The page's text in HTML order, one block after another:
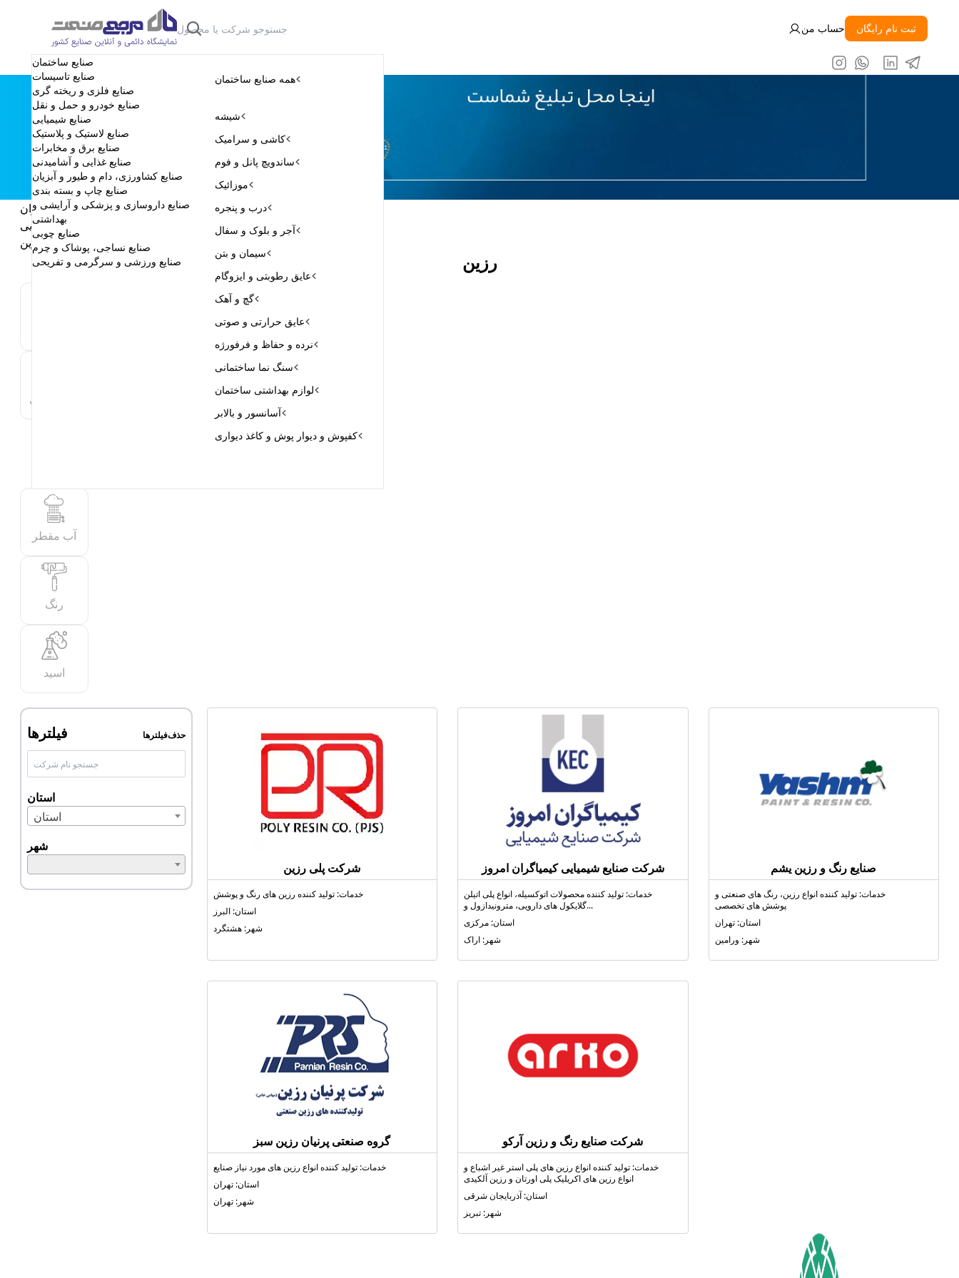
حساب من ثبت نام رایگان
دسته‌بندی
صنایع ساختمان
صنایع تاسیسات
صنایع فلزی و ریخته گری
صنایع خودرو و حمل و نقل
صنایع شیمیایی
صنایع لاستیک و پلاستیک
صنایع برق و مخابرات
صنایع غذایی و آشامیدنی
صنایع کشاورزی، دام و طیور و آبزیان
صنایع چاپ و بسته بندی
صنایع داروسازی و پزشکی و آرایشی و
بهداشتی
صنایع چوبی
صنایع نساجی، پوشاک و چرم
صنایع ورزشی و سرگرمی و تفریحی
همه صنایع ساختمان
شیشه
کاشی و سرامیک
ساندویچ پانل و فوم
موزائیک
درب و پنجره
آجر و بلوک و سفال
سیمان و بتن
عایق رطوبتی و ایزوگام
گچ و آهک
عایق حرارتی و صوتی
نرده و حفاظ و فرفورژه
سنگ نما ساختمانی
لوازم بهداشتی ساختمان
آسانسور و بالابر
کفپوش و دیوار پوش و کاغذ دیواری
مرجع صنعت ایران /
صنایع شیمیایی
رزین
رزین
تینر و حلال
آب مقطر
رنگ
اسید
فیلترها حذف‌فیلترها
استان
استان
شهر
شرکت پلی رزین
خدمات: تولید کننده رزین‌ های رنگ و پوشش
استان: البرز
شهر: هشتگرد
شرکت صنایع شیمیایی کیمیاگران امروز
خدمات: تولید کننده محصولات اتوکسیله، انواع پلی اتیلن
گلایکول‌ های دارویی، مترونیدازول و...
استان: مرکزی
شهر: اراک
صنايع رنگ و رزين يشم
خدمات: تولید کننده انواع رزين، رنگ‌ های صنعتی و
پوشش‌ های تخصصی
استان: تهران
شهر: ورامین
گروه صنعتی پرنیان رزین سبز
خدمات: تولید کننده انواع رزین‌ های مورد نیاز صنایع
استان: تهران
شهر: تهران
شرکت صنایع رنگ و رزین آرکو
خدمات: تولید کننده انواع رزین‌ های پلی‌ استر غیر اشباع و
انواع رزین‌ های اکریلیک پلی اورتان و رزین آلکیدی
استان: آذربایجان شرقی
شهر: تبریز